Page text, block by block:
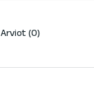
Arviot (0)